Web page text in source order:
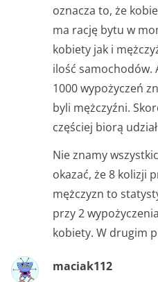
oznacza to, że
ma rację bytu w
kobiety jak i
ilość samochodów.
1000 wypożyczeń
byli mężczyźni.
częściej biorą
Nie znamy
okazać, że 8 kolizji
mężczyzn to
przy 2
kobiety. W drugim
maciak112